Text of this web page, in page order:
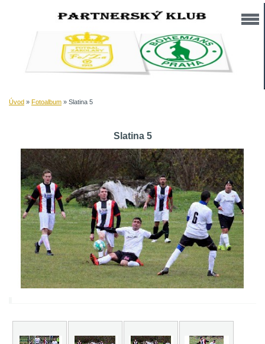
Úvod » Fotoalbum » Slatina 5
Slatina 5